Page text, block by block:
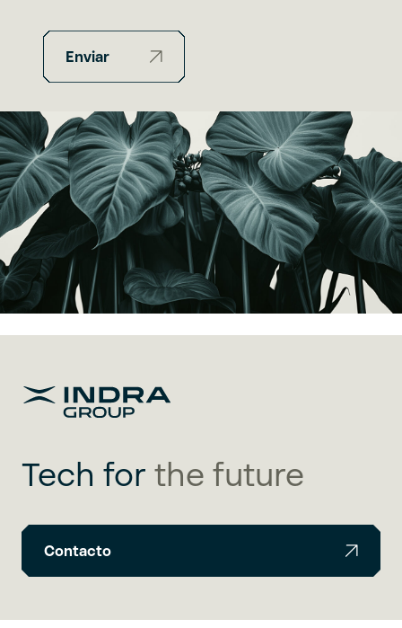
Enviar
Tech for the future
Contacto